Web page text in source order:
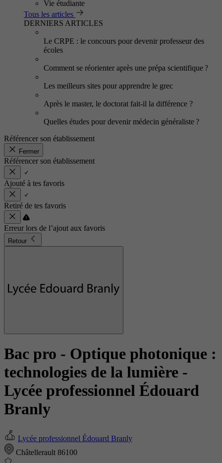
Vie étudiante
Tous les articles
DERNIERS ARTICLES
Le CRPE : le concours pour devenir professeur des
écoles
Comment se réorienter après une prépa scientifique ?
Les meilleurs sites pour apprendre le grec
Après le master, le doctorat fait-il la différence ?
Quelles études pour devenir médecin généraliste ?
Référencer son établissement
Fermer
Référencer son établissement
Ajouté à tes favoris
Retiré de tes favoris
Erreur lors de l’ajout aux favoris
Retour
Bac pro - Optique photonique :
technologies de la lumière -
Lycée professionnel Édouard
Branly
Lycée professionnel Édouard Branly
Châtellerault 86100